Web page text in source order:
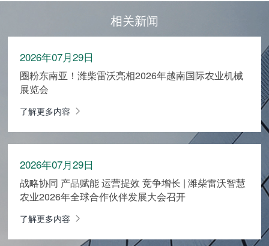
相关新闻
2026年07月29日
圈粉东南亚！潍柴雷沃亮相2026年越南国际农业机械
展览会
了解更多内容
2026年07月29日
战略协同 产品赋能 运营提效 竞争增长 | 潍柴雷沃智慧
农业2026年全球合作伙伴发展大会召开
了解更多内容